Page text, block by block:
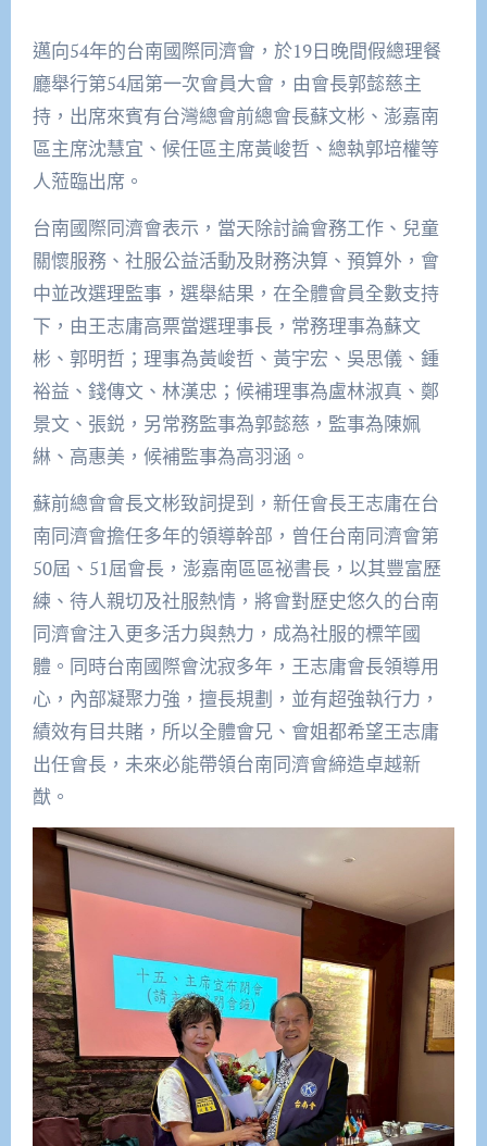
邁向54年的台南國際同濟會，於19日晚間假總理餐
廳舉行第54屆第一次會員大會，由會長郭懿慈主
持，出席來賓有台灣總會前總會長蘇文彬、澎嘉南
區主席沈慧宜、候任區主席黃峻哲、總執郭培權等
人蒞臨出席。
台南國際同濟會表示，當天除討論會務工作、兒童
關懷服務、社服公益活動及財務決算、預算外，會
中並改選理監事，選舉結果，在全體會員全數支持
下，由王志庸高票當選理事長，常務理事為蘇文
彬、郭明哲；理事為黃峻哲、黃宇宏、吳思儀、鍾
裕益、錢傳文、林漢忠；候補理事為盧林淑真、鄭
景文、張鋭，另常務監事為郭懿慈，監事為陳姵
綝、高惠美，候補監事為高羽涵。
蘇前總會會長文彬致詞提到，新任會長王志庸在台
南同濟會擔任多年的領導幹部，曾任台南同濟會第
50屆、51屆會長，澎嘉南區區祕書長，以其豐富歷
練、待人親切及社服熱情，將會對歷史悠久的台南
同濟會注入更多活力與熱力，成為社服的標竿國
體。同時台南國際會沈寂多年，王志庸會長領導用
心，內部凝聚力強，擅長規劃，並有超強執行力，
績效有目共賭，所以全體會兄、會姐都希望王志庸
出任會長，未來必能帶領台南同濟會締造卓越新
猷。